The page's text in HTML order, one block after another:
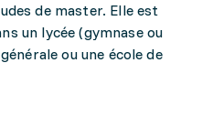
de master. Elle est
un lycée (gymnase ou
ou une école de